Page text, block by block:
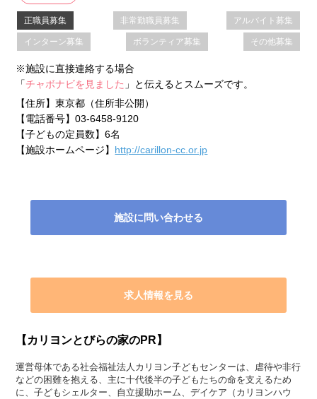
正職員募集 非常勤職員募集 アルバイト募集
インターン募集 ボランティア募集 その他募集
※施設に直接連絡する場合
「チャボナビを見ました 」と伝えるとスムーズです。
【住所】東京都（住所非公開）
【電話番号】03-6458-9120
【子どもの定員数】6名
【施設ホームページ】 http://carillon-cc.or.jp
施設に問い合わせる
求人情報を見る
【カリヨンとびらの家のPR】
運営母体である社会福祉法人カリヨン子どもセンターは、虐待や非行
などの困難を抱える、主に十代後半の子どもたちの命を支えるため
に、子どもシェルター、自立援助ホーム、デイケア（カリヨンハウ